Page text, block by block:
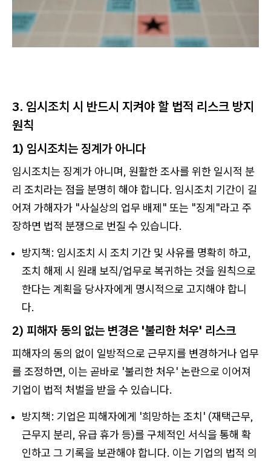
3. 임시조치 시 반드시 지켜야 할 법적 리스크 방지
원칙
1) 임시조치는 징계가 아니다
임시조치는 징계가 아니며, 원활한 조사를 위한 일시적 분
리 조치라는 점을 분명히 해야 합니다. 임시조치 기간이 길
어져 가해자가 "사실상의 업무 배제" 또는 "징계"라고 주
장하면 법적 분쟁으로 번질 수 있습니다.
방지책: 임시조치 시 조치 기간 및 사유를 명확히 하고,
조치 해제 시 원래 보직/업무로 복귀하는 것을 원칙으로
한다는 계획을 당사자에게 명시적으로 고지해야 합니
다.
2) 피해자 동의 없는 변경은 '불리한 처우' 리스크
피해자의 동의 없이 일방적으로 근무지를 변경하거나 업무
를 조정하면, 이는 곧바로 '불리한 처우' 논란으로 이어져
기업이 법적 처벌을 받을 수 있습니다.
방지책: 기업은 피해자에게 '희망하는 조치' (재택근무,
근무지 분리, 유급 휴가 등)를 구체적인 서식을 통해 확
인하고 그 기록을 보관해야 합니다. 이는 기업의 법적 의